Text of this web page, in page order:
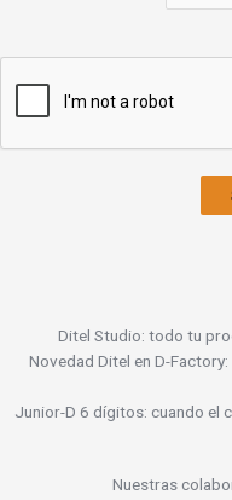
Ditel Studio: todo tu
Novedad Ditel en D-
Junior-D 6 dígitos: cuando el
Nuestras